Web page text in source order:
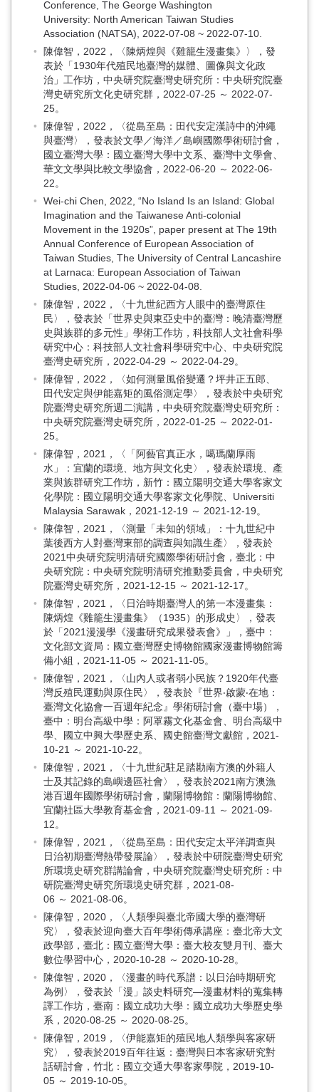
Conference, The George Washington
University: North American Taiwan Studies
Association (NATSA), 2022-07-08 ~ 2022-07-10.
陳偉智，2022，〈陳炳煌與《雞籠生漫畫集》〉，發
表於「1930年代殖民地臺灣的媒體、圖像與文化政
治」工作坊，中央研究院臺灣史研究所：中央研究院臺
灣史研究所文化史研究群，2022-07-25 ～ 2022-07-
25。
陳偉智，2022，〈從島至島：田代安定漢詩中的沖繩
與臺灣〉，發表於文學／海洋／島嶼國際學術研討會，
國立臺灣大學：國立臺灣大學中文系、臺灣中文學會、
華文文學與比較文學協會，2022-06-20 ～ 2022-06-
22。
Wei-chi Chen, 2022, “No Island Is an Island: Global
Imagination and the Taiwanese Anti-colonial
Movement in the 1920s”, paper present at The 19th
Annual Conference of European Association of
Taiwan Studies, The University of Central Lancashire
at Larnaca: European Association of Taiwan
Studies, 2022-04-06 ~ 2022-04-08.
陳偉智，2022，〈十九世紀西方人眼中的臺灣原住
民〉，發表於「世界史與東亞史中的臺灣：晚清臺灣歷
史與族群的多元性」學術工作坊，科技部人文社會科學
研究中心：科技部人文社會科學研究中心、中央研究院
臺灣史研究所，2022-04-29 ～ 2022-04-29。
陳偉智，2022，〈如何測量風俗變遷？坪井正五郎、
田代安定與伊能嘉矩的風俗測定學〉，發表於中央研究
院臺灣史研究所週二演講，中央研究院臺灣史研究所：
中央研究院臺灣史研究所，2022-01-25 ～ 2022-01-
25。
陳偉智，2021，〈「阿藝官真正水，噶瑪蘭厚雨
水」：宜蘭的環境、地方與文化史〉，發表於環境、產
業與族群研究工作坊，新竹：國立陽明交通大學客家文
化學院：國立陽明交通大學客家文化學院、Universiti
Malaysia Sarawak，2021-12-19 ～ 2021-12-19。
陳偉智，2021，〈測量「未知的領域」：十九世紀中
葉後西方人對臺灣東部的調查與知識生產〉，發表於
2021中央研究院明清研究國際學術研討會，臺北：中
央研究院：中央研究院明清研究推動委員會，中央研究
院臺灣史研究所，2021-12-15 ～ 2021-12-17。
陳偉智，2021，〈日治時期臺灣人的第一本漫畫集：
陳炳煌《雞籠生漫畫集》（1935）的形成史〉，發表
於「2021漫漫學《漫畫研究成果發表會》」，臺中：
文化部文資局：國立臺灣歷史博物館國家漫畫博物館籌
備小組，2021-11-05 ～ 2021-11-05。
陳偉智，2021，〈山內人或者弱小民族？1920年代臺
灣反殖民運動與原住民〉，發表於『世界‧啟蒙‧在地：
臺灣文化協會一百週年紀念』學術研討會（臺中場），
臺中：明台高級中學：阿罩霧文化基金會、明台高級中
學、國立中興大學歷史系、國史館臺灣文獻館，2021-
10-21 ～ 2021-10-22。
陳偉智，2021，〈十九世紀駐足踏勘南方澳的外籍人
士及其記錄的島嶼邊區社會〉，發表於2021南方澳漁
港百週年國際學術研討會，蘭陽博物館：蘭陽博物館、
宜蘭社區大學教育基金會，2021-09-11 ～ 2021-09-
12。
陳偉智，2021，〈從島至島：田代安定太平洋調查與
日治初期臺灣熱帶發展論〉，發表於中研院臺灣史研究
所環境史研究群講論會，中央研究院臺灣史研究所：中
研院臺灣史研究所環境史研究群，2021-08-
06 ～ 2021-08-06。
陳偉智，2020，〈人類學與臺北帝國大學的臺灣研
究〉，發表於迎向臺大百年學術傳承講座：臺北帝大文
政學部，臺北：國立臺灣大學：臺大校友雙月刊、臺大
數位學習中心，2020-10-28 ～ 2020-10-28。
陳偉智，2020，〈漫畫的時代系譜：以日治時期研究
為例〉，發表於「漫」談史料研究—漫畫材料的蒐集轉
譯工作坊，臺南：國立成功大學：國立成功大學歷史學
系，2020-08-25 ～ 2020-08-25。
陳偉智，2019，〈伊能嘉矩的殖民地人類學與客家研
究〉，發表於2019百年往返：臺灣與日本客家研究對
話研討會，竹北：國立交通大學客家學院，2019-10-
05 ～ 2019-10-05。